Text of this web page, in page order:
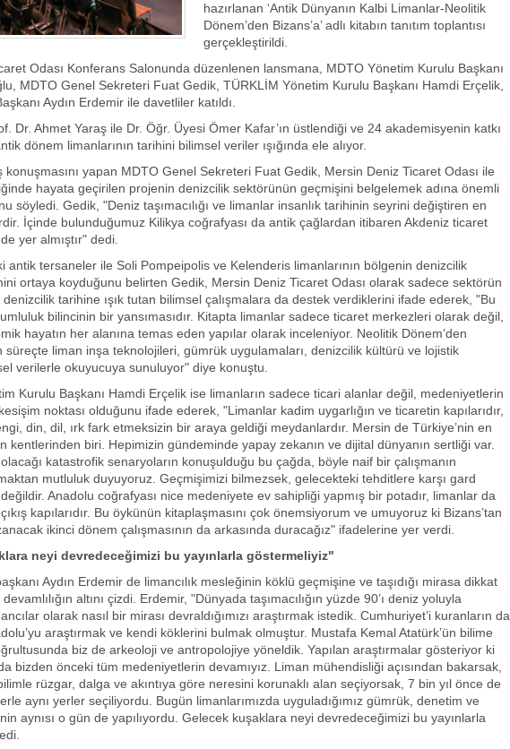
hazırlanan ‘Antik Dünyanın Kalbi Limanlar-Neolitik
Dönem’den Bizans’a’ adlı kitabın tanıtım toplantısı
gerçekleştirildi.
Odası Konferans Salonunda düzenlenen lansmana, MDTO Yönetim Kurulu Başkanı
MDTO Genel Sekreteri Fuat Gedik, TÜRKLİM Yönetim Kurulu Başkanı Hamdi Erçelik,
Aydın Erdemir ile davetliler katıldı.
Dr. Ahmet Yaraş ile Dr. Öğr. Üyesi Ömer Kafar’ın üstlendiği ve 24 akademisyenin katkı
dönem limanlarının tarihini bilimsel veriler ışığında ele alıyor.
konuşmasını yapan MDTO Genel Sekreteri Fuat Gedik, Mersin Deniz Ticaret Odası ile
hayata geçirilen projenin denizcilik sektörünün geçmişini belgelemek adına önemli
söyledi. Gedik, "Deniz taşımacılığı ve limanlar insanlık tarihinin seyrini değiştiren en
İçinde bulunduğumuz Kilikya coğrafyası da antik çağlardan itibaren Akdeniz ticaret
yer almıştır" dedi.
antik tersaneler ile Soli Pompeipolis ve Kelenderis limanlarının bölgenin denizcilik
ortaya koyduğunu belirten Gedik, Mersin Deniz Ticaret Odası olarak sadece sektörün
tarihine ışık tutan bilimsel çalışmalara da destek verdiklerini ifade ederek, "Bu
bilincinin bir yansımasıdır. Kitapta limanlar sadece ticaret merkezleri olarak değil,
hayatın her alanına temas eden yapılar olarak inceleniyor. Neolitik Dönem’den
süreçte liman inşa teknolojileri, gümrük uygulamaları, denizcilik kültürü ve lojistik
verilerle okuyucuya sunuluyor" diye konuştu.
Kurulu Başkanı Hamdi Erçelik ise limanların sadece ticari alanlar değil, medeniyetlerin
noktası olduğunu ifade ederek, "Limanlar kadim uygarlığın ve ticaretin kapılarıdır,
din, dil, ırk fark etmeksizin bir araya geldiği meydanlardır. Mersin de Türkiye’nin en
kentlerinden biri. Hepimizin gündeminde yapay zekanın ve dijital dünyanın sertliği var.
katastrofik senaryoların konuşulduğu bu çağda, böyle naif bir çalışmanın
mutluluk duyuyoruz. Geçmişimizi bilmezsek, gelecekteki tehditlere karşı gard
Anadolu coğrafyası nice medeniyete ev sahipliği yapmış bir potadır, limanlar da
kapılarıdır. Bu öykünün kitaplaşmasını çok önemsiyorum ve umuyoruz ki Bizans’tan
ikinci dönem çalışmasının da arkasında duracağız" ifadelerine yer verdi.
neyi devredeceğimizi bu yayınlarla göstermeliyiz"
Aydın Erdemir de limancılık mesleğinin köklü geçmişine ve taşıdığı mirasa dikkat
altını çizdi. Erdemir, "Dünyada taşımacılığın yüzde 90’ı deniz yoluyla
olarak nasıl bir mirası devraldığımızı araştırmak istedik. Cumhuriyet’i kuranların da
araştırmak ve kendi köklerini bulmak olmuştur. Mustafa Kemal Atatürk’ün bilime
biz de arkeoloji ve antropolojiye yöneldik. Yapılan araştırmalar gösteriyor ki
bizden önceki tüm medeniyetlerin devamıyız. Liman mühendisliği açısından bakarsak,
rüzgar, dalga ve akıntıya göre neresini korunaklı alan seçiyorsak, 7 bin yıl önce de
aynı yerler seçiliyordu. Bugün limanlarımızda uyguladığımız gümrük, denetim ve
aynısı o gün de yapılıyordu. Gelecek kuşaklara neyi devredeceğimizi bu yayınlarla